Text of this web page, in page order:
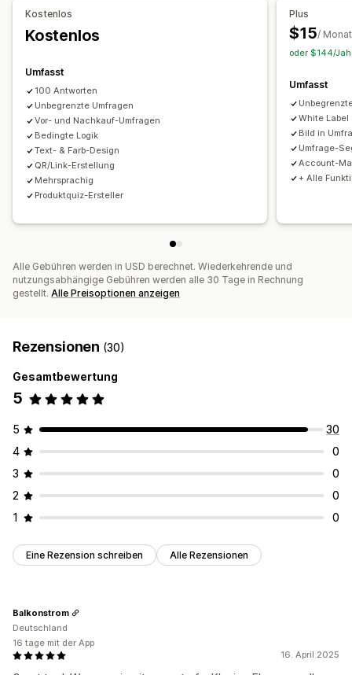
Net Promoter Score (NPS)
Nach dem Kauf
E-Mail Datenexport
Analysen
Klickraten Conversion-Raten
Empfehlungsleistung
Kostenlos
Kostenlos
Umfasst
100 Antworten
Unbegrenzte Umfragen
Vor- und Nachkauf-Umfragen
Bedingte Logik
Text- & Farb-Design
QR/Link-Erstellung
Mehrsprachig
Produktquiz-Ersteller
Plus
$15/ Monat
oder $144/
Umfasst
White Label
Bild in
Umfrage-
Account-
+ Alle
Alle Gebühren werden in USD berechnet. Wiederkehrende und
nutzungsabhängige Gebühren werden alle 30 Tage in Rechnung
gestellt. Alle Preisoptionen anzeigen
Rezensionen (30)
Gesamtbewertung
5
5
30
4
0
3
0
2
0
1
0
Eine Rezension schreiben Alle Rezensionen
16. April 2025
Balkonstrom
Deutschland
16 tage mit der App